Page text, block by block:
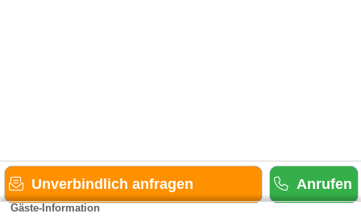
Unverbindlich anfragen Anrufen
Gäste-Information